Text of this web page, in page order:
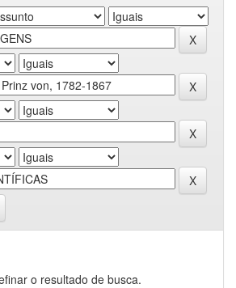
o resultado de busca.